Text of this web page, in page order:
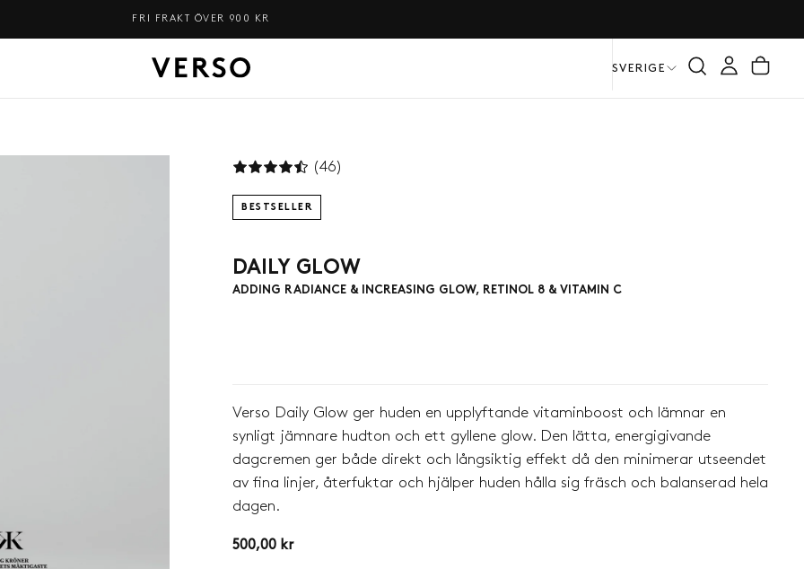
SVERIGE
(46)
BESTSELLER
DAILY GLOW
ADDING RADIANCE & INCREASING GLOW, RETINOL 8 & VITAMIN C
Verso Daily Glow ger huden en upplyftande vitaminboost och lämnar en
synligt jämnare hudton och ett gyllene glow. Den lätta, energigivande
dagcremen ger både direkt och långsiktig effekt då den minimerar utseendet
av fina linjer, återfuktar och hjälper huden hålla sig fräsch och balanserad hela
dagen.
500,00
Regular
500,00 kr